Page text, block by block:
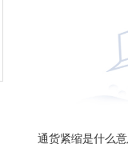
通货紧缩是什么